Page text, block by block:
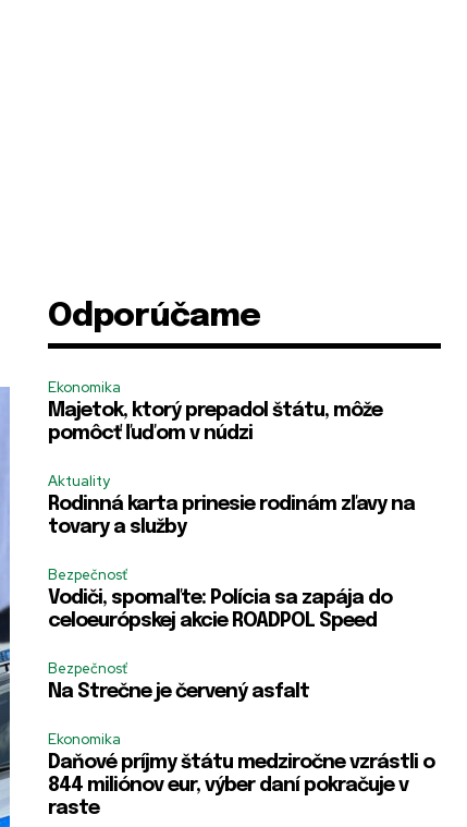
Odporúčame
Ekonomika
Majetok, ktorý prepadol štátu, môže
pomôcť ľuďom v núdzi
Aktuality
Rodinná karta prinesie rodinám zľavy na
tovary a služby
Bezpečnosť
Vodiči, spomaľte: Polícia sa zapája do
celoeurópskej akcie ROADPOL Speed
Bezpečnosť
Na Strečne je červený asfalt
Ekonomika
Daňové príjmy štátu medziročne vzrástli o
844 miliónov eur, výber daní pokračuje v
raste